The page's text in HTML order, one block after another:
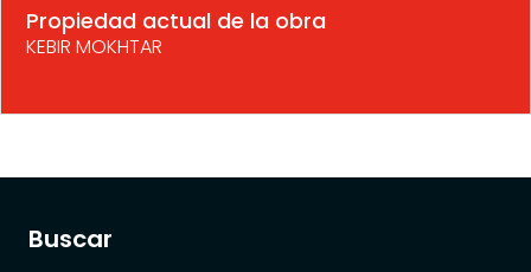
Buscar
Propiedad actual de la obra
KEBIR MOKHTAR